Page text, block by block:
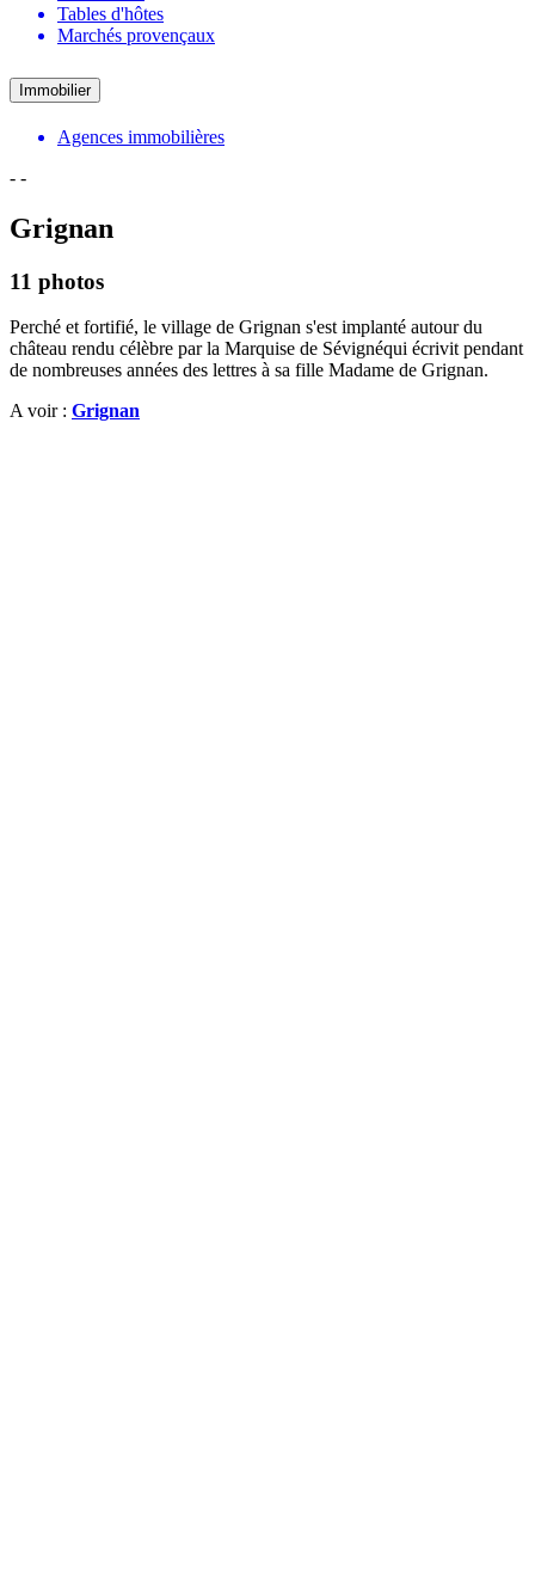
Tables d'hôtes
Marchés provençaux
Immobilier
Agences immobilières
- -
Grignan
11 photos
Perché et fortifié, le village de Grignan s'est implanté autour du
château rendu célèbre par la Marquise de Sévignéqui écrivit pendant
de nombreuses années des lettres à sa fille Madame de Grignan.
A voir : Grignan